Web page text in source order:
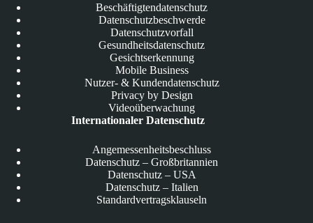
Beschäftigtendatenschutz
Datenschutzbeschwerde
Datenschutzvorfall
Gesundheitsdatenschutz
Gesichtserkennung
Mobile Business
Nutzer- & Kundendatenschutz
Privacy by Design
Videoüberwachung
Internationaler Datenschutz
Angemessenheitsbeschluss
Datenschutz – Großbritannien
Datenschutz – USA
Datenschutz – Italien
Standardvertragsklauseln